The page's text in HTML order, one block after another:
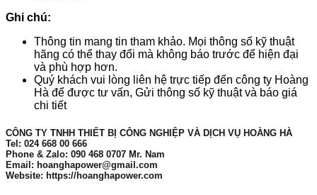
Ghi chú:
Thông tin mang tin tham khảo. Mọi thông số kỹ thuật
hãng có thể thay đổi mà không báo trước để hiện đại
và phù hợp hơn.
Quý khách vui lòng liên hệ trực tiếp đến công ty Hoàng
Hà để được tư vấn, Gửi thông số kỹ thuật và báo giá
chi tiết
CÔNG TY TNHH THIẾT BỊ CÔNG NGHIỆP VÀ DỊCH VỤ HOÀNG HÀ
Tel: 024 668 00 666
Phone & Zalo: 090 468 0707 Mr. Nam
Email: hoanghapower@gmail.com
Website: https://hoanghapower.com